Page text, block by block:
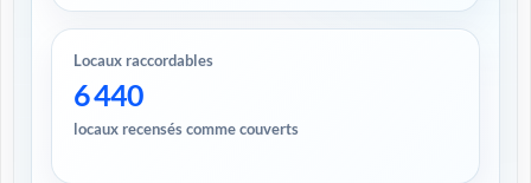
Locaux raccordables
6 440
locaux recensés comme couverts